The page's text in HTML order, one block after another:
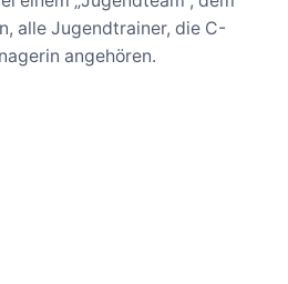
alle Jugendtrainer, die C-
angehören.